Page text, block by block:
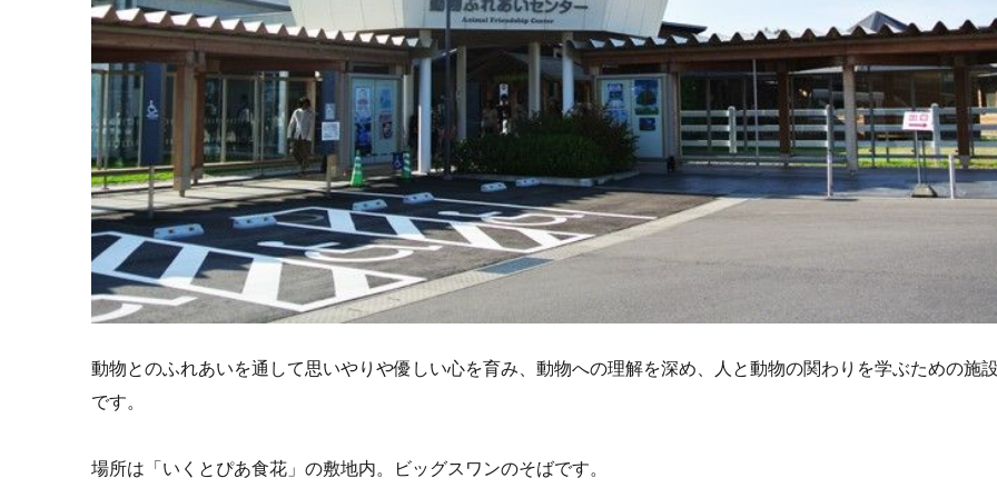
動物とのふれあいを通して思いやりや優しい心を育み、動物への理解を深め、人と動物の関わりを学ぶための施
です。
場所は「いくとぴあ食花」の敷地内。ビッグスワンのそばです。